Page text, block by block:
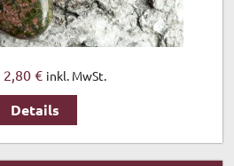
2,80 € inkl. MwSt.
Details